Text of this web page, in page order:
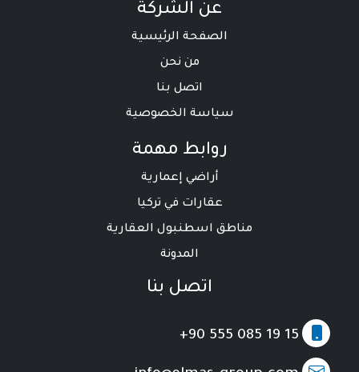
عن الشركة
الصفحة الرئيسية
من نحن
اتصل بنا
سياسة الخصوصية
روابط مهمة
أراضي إعمارية
عقارات في تركيا
مناطق اسطنبول العقارية
المدونة
اتصل بنا
+90 555 085 19 15